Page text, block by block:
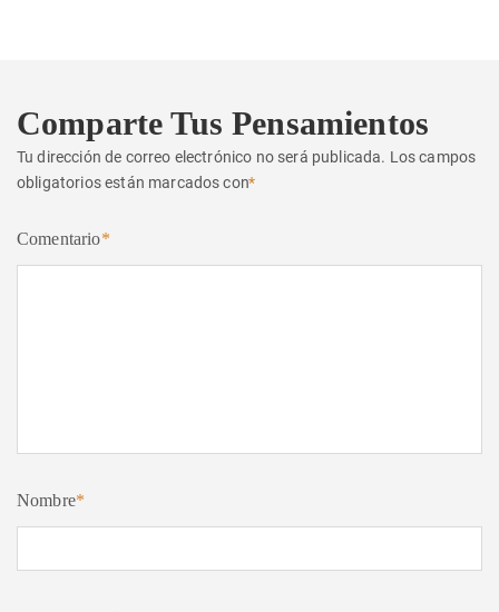
Comparte Tus Pensamientos
Tu dirección de correo electrónico no será publicada. Los campos
obligatorios están marcados con*
Comentario*
Nombre*